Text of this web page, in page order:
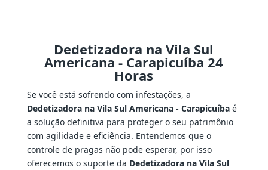
Dedetizadora na Vila Sul
Americana - Carapicuíba 24
Horas
Se você está sofrendo com infestações, a
Dedetizadora na Vila Sul Americana - Carapicuíbaé
a solução definitiva para proteger o seu patrimônio
com agilidade e eficiência. Entendemos que o
controle de pragas não pode esperar, por isso
oferecemos o suporte da Dedetizadora na Vila Sul